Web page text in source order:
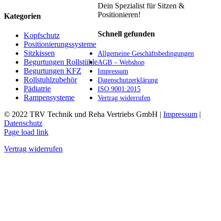
können
der
Produktseite
gewählt
werden
Kategorien
Kopfschutz
Positionierungssysteme
Sitzkissen
Begurtungen Rollstühle
Begurtungen KFZ
Rollstuhlzubehör
Pädiatrie
Rampensysteme
Dein Spezialist für Sitzen &
Positionieren!
Schnell gefunden
Allgemeine Geschäftsbedingungen
AGB – Webshop
Impressum
Datenschutzerklärung
ISO 9001:2015
Vertrag widerrufen
© 2022 TRV Technik und Reha Vertriebs GmbH | Impressum |
Datenschutz
Facebook
Instagram
E-
Page load link
Vertrag widerrufen